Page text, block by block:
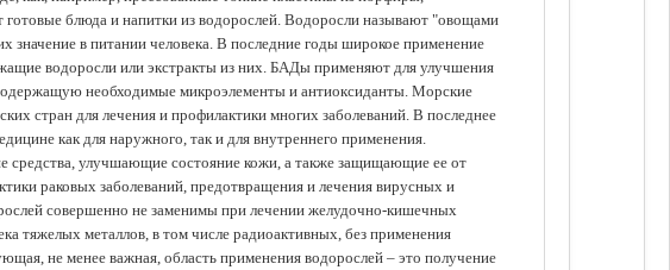
блюда и напитки из водорослей. Водоросли называют "овощами
значение в питании человека. В последние годы широкое применение
водоросли или экстракты из них. БАДы применяют для улучшения
необходимые микроэлементы и антиоксиданты. Морские
стран для лечения и профилактики многих заболеваний. В последнее
как для наружного, так и для внутреннего применения.
средства, улучшающие состояние кожи, а также защищающие ее от
раковых заболеваний, предотвращения и лечения вирусных и
совершенно не заменимы при лечении желудочно-кишечных
тяжелых металлов, в том числе радиоактивных, без применения
не менее важная, область применения водорослей – это получение